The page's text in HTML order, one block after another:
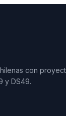
con
y DS49.